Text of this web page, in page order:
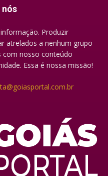
nós
Produzir
atrelados a nenhum grupo
com nosso conteúdo
Essa é nossa missão!